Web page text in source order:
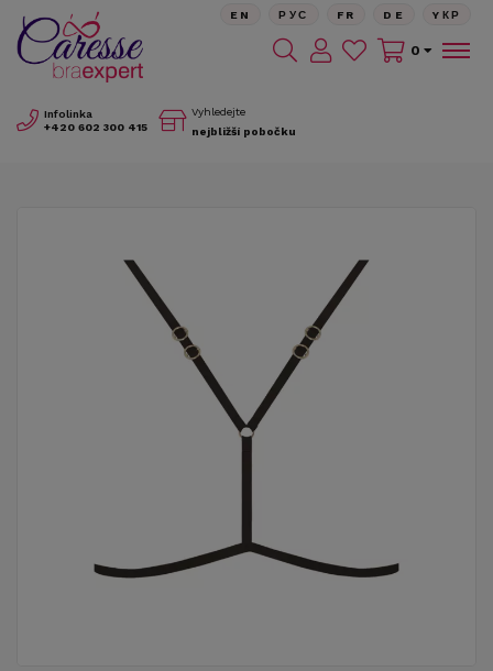
Infolinka
+420 602 300 415
Vyhledejte
nejbližší pobočku
EN РУС FR DE YКР
0